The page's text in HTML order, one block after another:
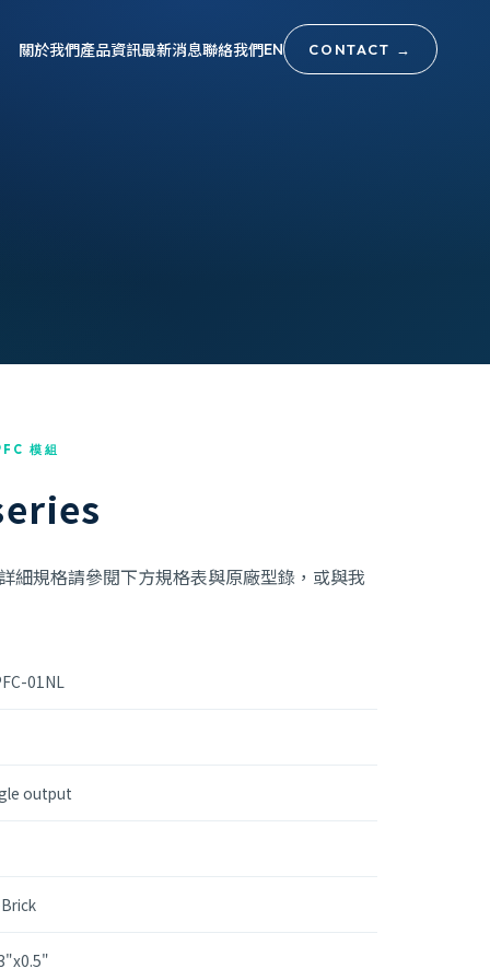
關於我們產品資訊最新消息聯絡我們EN CONTACT →
模組
細規格請參閱下方規格表與原廠型錄，或與我
01NL
output